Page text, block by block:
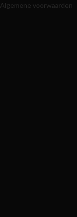
Algemene voorwaarden